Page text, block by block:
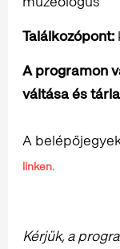
Találkozópont:
A programon
váltása és
A
linken.
Kérjük, a